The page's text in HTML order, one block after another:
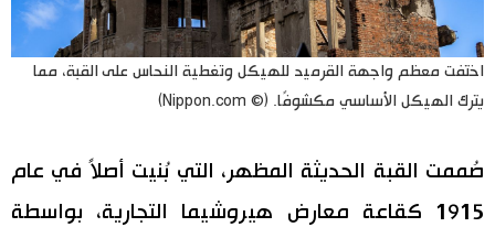
اختفت معظم واجهة القرميد للهيكل وتغطية النحاس على القبة، مما
يترك الهيكل الأساسي مكشوفًا. (© Nippon.com)
صُممت القبة الحديثة المظهر، التي بُنيت أصلاً في عام
1915 كقاعة معارض هيروشيما التجارية، بواسطة